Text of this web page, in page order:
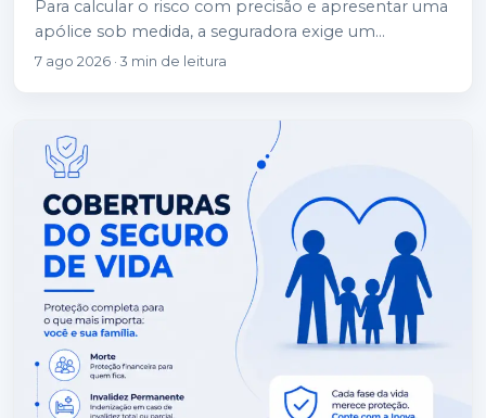
Para calcular o risco com precisão e apresentar uma
apólice sob medida, a seguradora exige um
conjunto de informações cadastrais, técnicas e…
7 ago 2026 · 3 min de leitura